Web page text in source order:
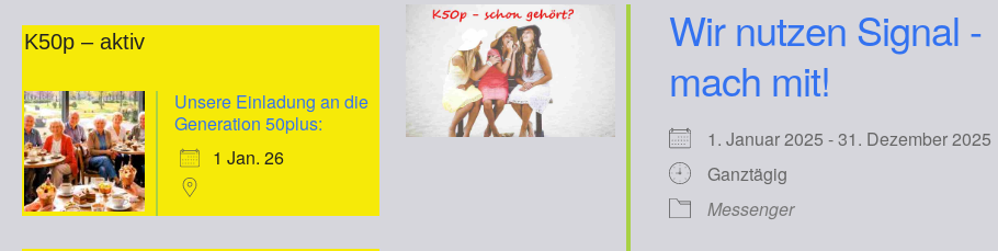
Wir nutzen Signal -
mach mit!
1. Januar 2025 - 31. Dezember 2025
Ganztägig
Messenger
K50p – aktiv
Unsere Einladung an die
Generation 50plus:
1 Jan. 26